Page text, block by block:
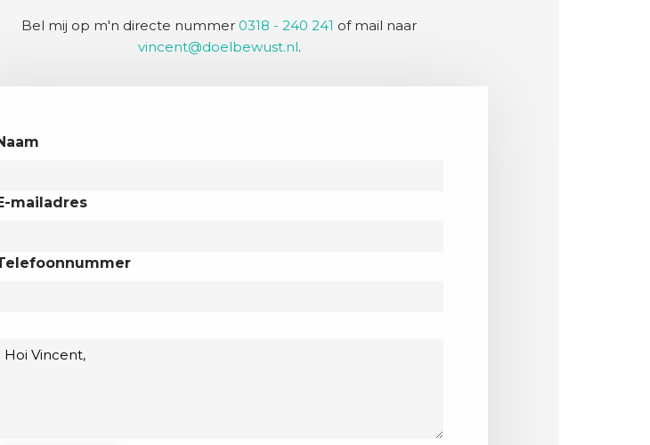
Bel mij op m'n directe nummer0318 - 240 241 of mail naar
vincent@doelbewust.nl.
mailadres